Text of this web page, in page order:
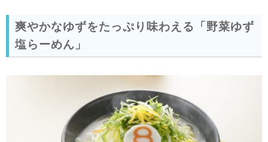
爽やかなゆずをたっぷり味わえる「野菜ゆず
塩らーめん」